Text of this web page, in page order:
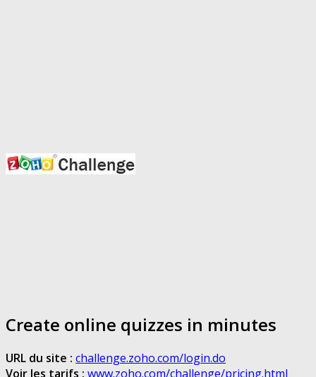
Create online quizzes in minutes
URL du site : challenge.zoho.com/login.do
Voir les tarifs : www.zoho.com/challenge/pricing.html